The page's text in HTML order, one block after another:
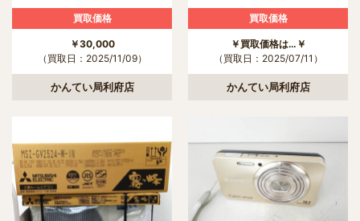
買取価格
￥30,000
（買取日：2025/11/09）
かんてい局利府店
買取価格
￥買取価格は…￥
（買取日：2025/07/11）
かんてい局利府店